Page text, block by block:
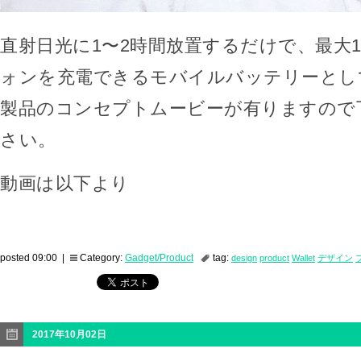
直射日光に1〜2時間放置するだけで、最大
ォンを充電できるモバイルバッテリーと
製品のコンセプトムービーが有りますの
さい。
動画は以下より
posted 09:00 | Category: Gadget/Product tag: design product Wallet デザイン
2017年10月02日